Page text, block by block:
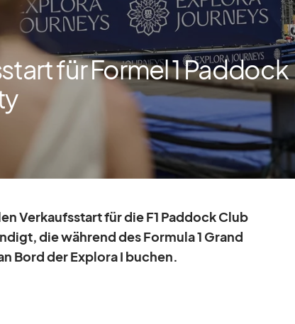
für Formel 1 Paddock
Ver­kaufs­start für die F1 Pad­dock Club
die wäh­rend des For­mula 1 Grand
Bord der Ex­plora I bu­chen.